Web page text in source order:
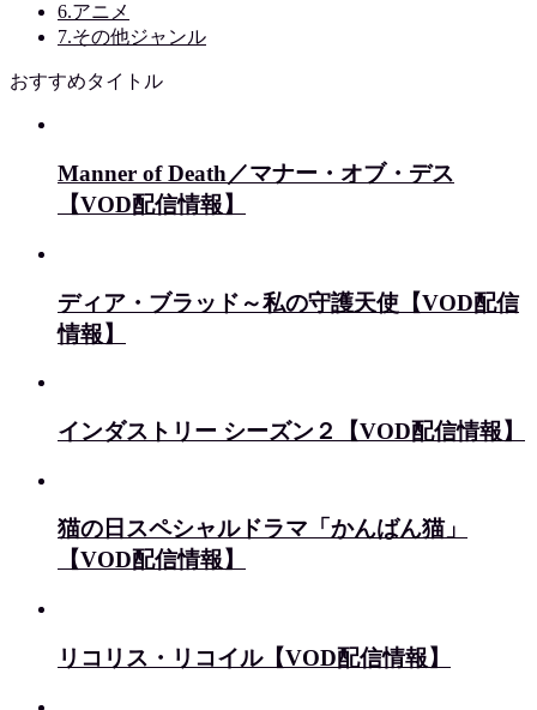
6.アニメ
7.その他ジャンル
おすすめタイトル
Manner of Death／マナー・オブ・デス
【VOD配信情報】
ディア・ブラッド～私の守護天使【VOD配信
情報】
インダストリー シーズン２【VOD配信情報】
猫の日スペシャルドラマ「かんばん猫」
【VOD配信情報】
リコリス・リコイル【VOD配信情報】